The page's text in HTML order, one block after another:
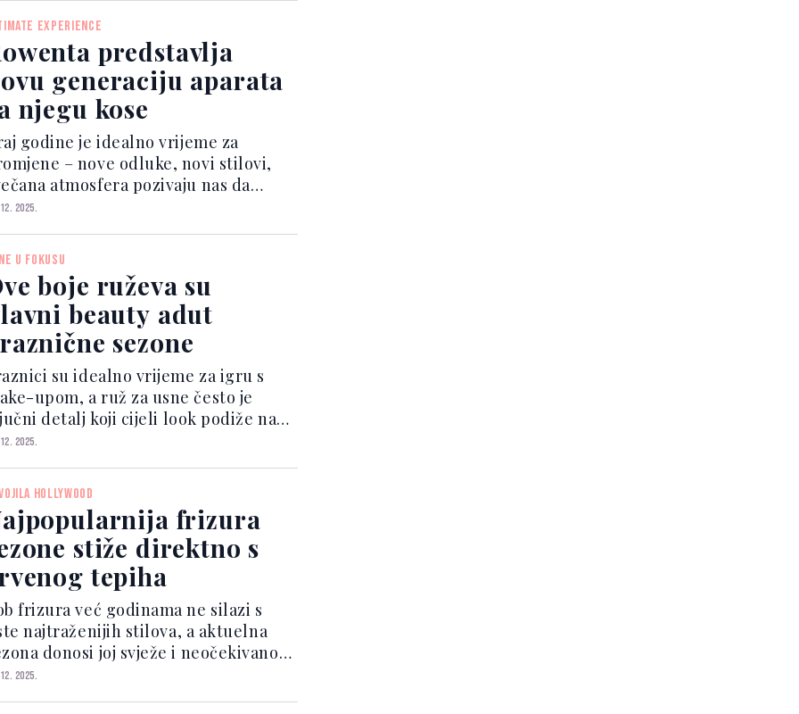
elegancije, suptilnog glamura i
cozy osjećaja koji svi volimo u
periodu.
EXPERIENCE
predstavlja
generaciju aparata
njegu kose
godine je idealno vrijeme za
– nove odluke, novi stilovi,
atmosfera pozivaju nas da
2025.
U FOKUSU
boje ruževa su
beauty adut
sezone
su idealno vrijeme za igru s
upom, a ruž za usne često je
detalj koji cijeli look podiže na
nivo.
2025.
HOLLYWOOD
frizura
stiže direktno s
tepiha
frizura već godinama ne silazi s
najtraženijih stilova, a aktuelna
donosi joj svježe i neočekivano
2025.